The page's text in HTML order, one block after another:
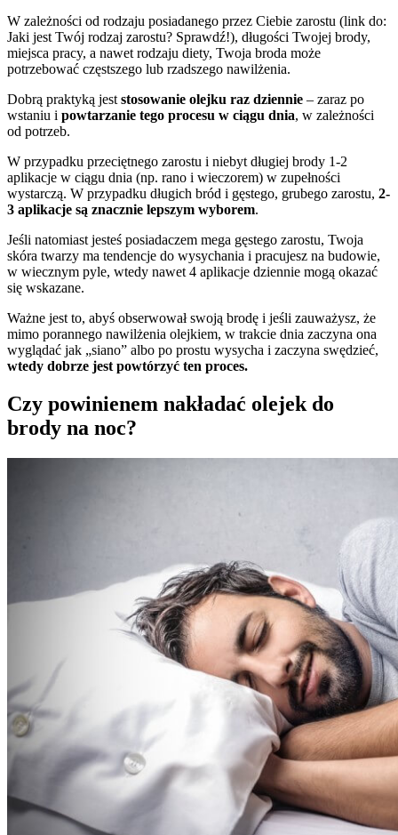
W zależności od rodzaju posiadanego przez Ciebie zarostu (link do:
Jaki jest Twój rodzaj zarostu? Sprawdź!), długości Twojej brody,
miejsca pracy, a nawet rodzaju diety, Twoja broda może
potrzebować częstszego lub rzadszego nawilżenia.
Dobrą praktyką jest stosowanie olejku raz dziennie – zaraz po
wstaniu i powtarzanie tego procesu w ciągu dnia, w zależności
od potrzeb.
W przypadku przeciętnego zarostu i niebyt długiej brody 1-2
aplikacje w ciągu dnia (np. rano i wieczorem) w zupełności
wystarczą. W przypadku długich bród i gęstego, grubego zarostu, 2-
3 aplikacje są znacznie lepszym wyborem.
Jeśli natomiast jesteś posiadaczem mega gęstego zarostu, Twoja
skóra twarzy ma tendencje do wysychania i pracujesz na budowie,
w wiecznym pyle, wtedy nawet 4 aplikacje dziennie mogą okazać
się wskazane.
Ważne jest to, abyś obserwował swoją brodę i jeśli zauważysz, że
mimo porannego nawilżenia olejkiem, w trakcie dnia zaczyna ona
wyglądać jak „siano” albo po prostu wysycha i zaczyna swędzieć,
wtedy dobrze jest powtórzyć ten proces.
Czy powinienem nakładać olejek do
brody na noc?